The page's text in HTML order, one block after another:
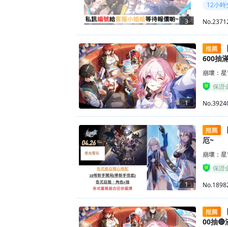
3
12小時
1
600抽
崩壞：
保證
1
厄~
崩壞：
保證
00抽🔴